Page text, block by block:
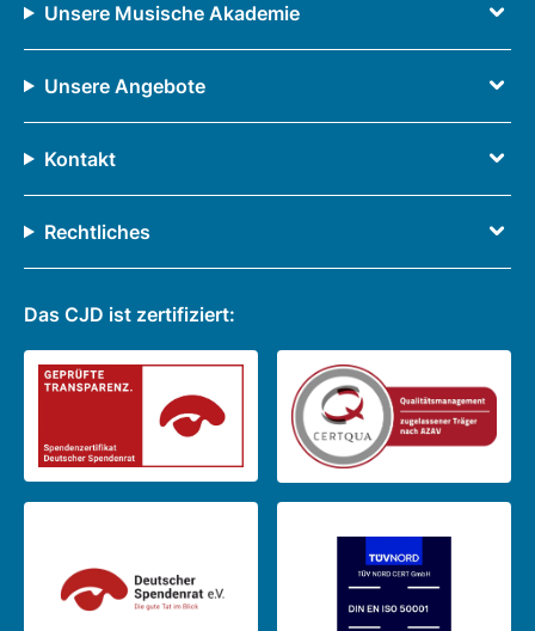
Unsere Musische Akademie
Unsere Angebote
Kontakt
Rechtliches
Das CJD ist zertifiziert: